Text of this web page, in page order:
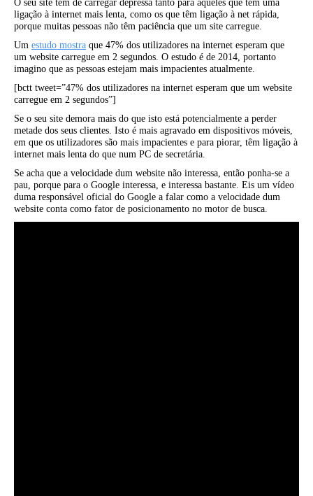
O seu site tem de carregar depressa tanto para aqueles que têm uma
ligação à internet mais lenta, como os que têm ligação à net rápida,
porque muitas pessoas não têm paciência que um site carregue.
Um estudo mostra que 47% dos utilizadores na internet esperam que
um website carregue em 2 segundos. O estudo é de 2014, portanto
imagino que as pessoas estejam mais impacientes atualmente.
[bctt tweet=”47% dos utilizadores na internet esperam que um website
carregue em 2 segundos”]
Se o seu site demora mais do que isto está potencialmente a perder
metade dos seus clientes. Isto é mais agravado em dispositivos móveis,
em que os utilizadores são mais impacientes e para piorar, têm ligação à
internet mais lenta do que num PC de secretária.
Se acha que a velocidade dum website não interessa, então ponha-se a
pau, porque para o Google interessa, e interessa bastante. Eis um vídeo
duma responsável oficial do Google a falar como a velocidade dum
website conta como fator de posicionamento no motor de busca.